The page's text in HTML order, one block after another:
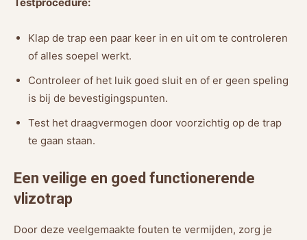
Klap de trap een paar keer in en uit om te controleren
of alles soepel werkt.
Controleer of het luik goed sluit en of er geen speling
is bij de bevestigingspunten.
Test het draagvermogen door voorzichtig op de trap
te gaan staan.
Een veilige en goed functionerende
vlizotrap
Door deze veelgemaakte fouten te vermijden, zorg je